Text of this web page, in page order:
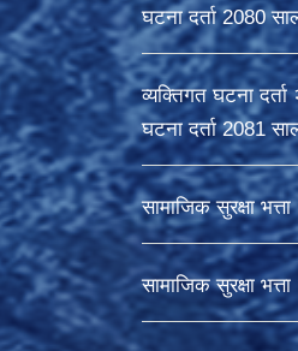
घटना दर्ता 2080
व्यक्तिगत घटना
घटना दर्ता 2081
सामाजिक सुरक्षा
सामाजिक सुरक्षा